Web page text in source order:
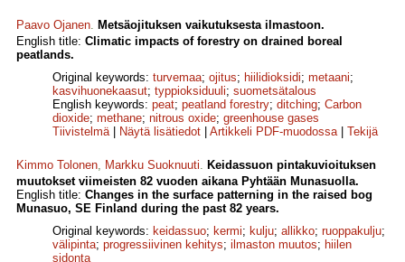
Paavo Ojanen. Metsäojituksen vaikutuksesta ilmastoon.
English title: Climatic impacts of forestry on drained boreal
peatlands.
Original keywords: turvemaa; ojitus; hiilidioksidi; metaani;
kasvihuonekaasut; typpioksiduuli; suometsätalous
English keywords: peat; peatland forestry; ditching; Carbon
dioxide; methane; nitrous oxide; greenhouse gases
Tiivistelmä| Näytä lisätiedot Artikkeli PDF-muodossa| Tekijä
Kimmo Tolonen, Markku Suoknuuti. Keidassuon pintakuvioituksen
muutokset viimeisten 82 vuoden aikana Pyhtään Munasuolla.
English title: Changes in the surface patterning in the raised bog
Munasuo, SE Finland during the past 82 years.
Original keywords: keidassuo; kermi; kulju; allikko; ruoppakulju;
välipinta; progressiivinen kehitys; ilmaston muutos; hiilen
sidonta